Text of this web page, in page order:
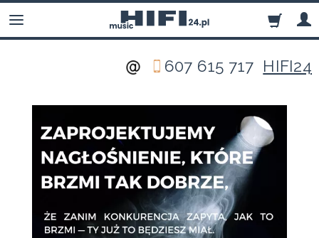
607 615 717 HIFI24